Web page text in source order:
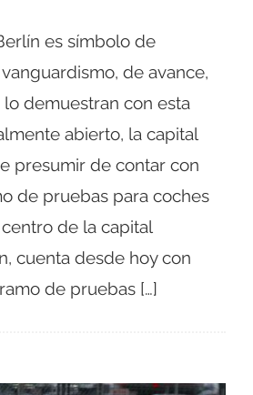
es símbolo de
de avance,
lo demuestran con esta
abierto, la capital
presumir de contar con
de pruebas para coches
de la capital
cuenta desde hoy con
de pruebas […]